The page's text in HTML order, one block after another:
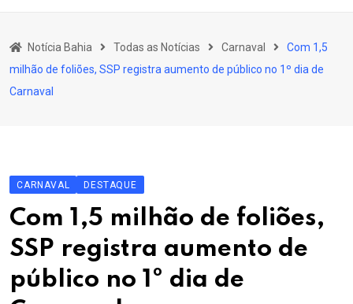
Educação
Política
Notícia Bahia Todas as Notícias Carnaval
Com 1,5
milhão de foliões, SSP registra aumento de público no 1º dia de
Carnaval
CARNAVAL DESTAQUE
Com 1,5 milhão de foliões,
SSP registra aumento de
público no 1º dia de